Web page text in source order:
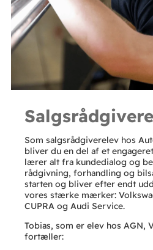
Som salgsrådgiverelev hos
bliver du en del af et
lærer alt fra kundedialog og
rådgivning, forhandling og
starten og bliver efter endt
vores stærke mærker:
CUPRA og Audi Service.
Tobias, som er elev hos AGN,
fortæller: